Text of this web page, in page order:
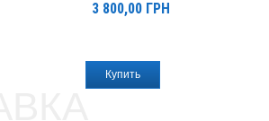
3 800,00 ГРН